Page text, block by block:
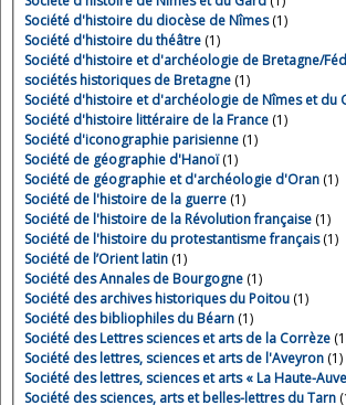
Société d'histoire du diocèse de Nîmes(1)
Société d'histoire du théâtre (1)
Société d'histoire et d'archéologie de Bretagne/
sociétés historiques de Bretagne (1)
Société d'histoire et d'archéologie de Nîmes et du
Société d'histoire littéraire de la France (1)
Société d'iconographie parisienne (1)
Société de géographie d'Hanoï(1)
Société de géographie et d'archéologie d'Oran (1)
Société de l'histoire de la guerre (1)
Société de l'histoire de la Révolution française (1)
Société de l'histoire du protestantisme français(1)
Société de l’Orient latin (1)
Société des Annales de Bourgogne (1)
Société des archives historiques du Poitou (1)
Société des bibliophiles du Béarn (1)
Société des Lettres sciences et arts de la Corrèze
Société des lettres, sciences et arts de l'Aveyron (1)
Société des lettres, sciences et arts « La Haute-
Société des sciences, arts et belles-lettres du Tarn